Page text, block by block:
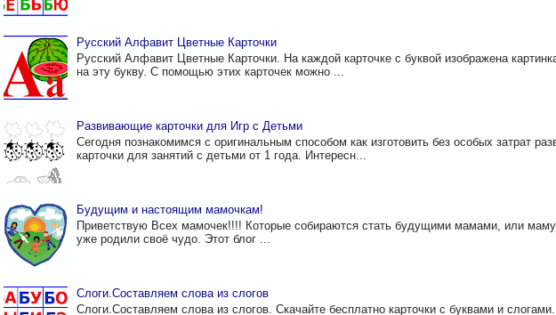
Русский Алфавит Цветные Карточки
Русский Алфавит Цветные Карточки. На каждой карточке с буквой изображена
на эту букву. С помощью этих карточек можно ...
Развивающие карточки для Игр с Детьми
Сегодня познакомимся с оригинальным способом как изготовить без особых затрат
карточки для занятий с детьми от 1 года. Интересн...
Будущим и настоящим мамочкам!
Приветствую Всех мамочек!!!! Которые собираются стать будущими мамами, или
уже родили своё чудо. Этот блог ...
Слоги.Составляем слова из слогов
Слоги.Составляем слова из слогов. Скачайте бесплатно карточки с буквами и